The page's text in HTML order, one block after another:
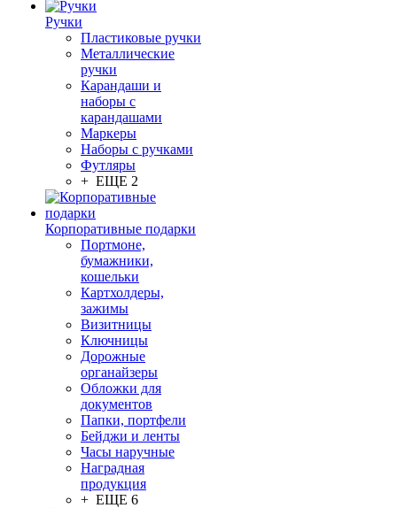
Ручки
Пластиковые ручки
Металлические
ручки
Карандаши и
наборы с
карандашами
Маркеры
Наборы с ручками
Футляры
+ ЕЩЕ 2
Корпоративные подарки
Портмоне,
бумажники,
кошельки
Картхолдеры,
зажимы
Визитницы
Ключницы
Дорожные
органайзеры
Обложки для
документов
Папки, портфели
Бейджи и ленты
Часы наручные
Наградная
продукция
+ ЕЩЕ 6